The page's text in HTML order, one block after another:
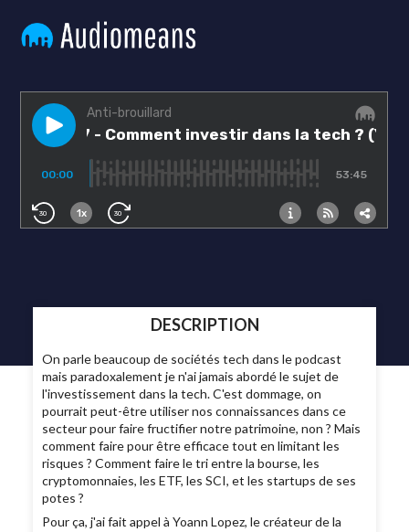
DESCRIPTION
On parle beaucoup de sociétés tech dans le podcast
mais paradoxalement je n'ai jamais abordé le sujet de
l'investissement dans la tech. C'est dommage, on
pourrait peut-être utiliser nos connaissances dans ce
secteur pour faire fructifier notre patrimoine, non ? Mais
comment faire pour être efficace tout en limitant les
risques ? Comment faire le tri entre la bourse, les
cryptomonnaies, les ETF, les SCI, et les startups de ses
potes ?
Pour ça, j'ai fait appel à Yoann Lopez, le créateur de la